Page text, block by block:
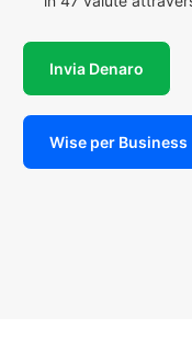
Invia Denaro
Wise per Business